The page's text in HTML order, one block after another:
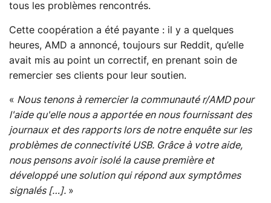
tous les problèmes rencontrés.
Cette coopération a été payante : il y a quelques
heures, AMD a annoncé, toujours sur Reddit, qu’elle
avait mis au point un correctif, en prenant soin de
remercier ses clients pour leur soutien.
« Nous tenons à remercier la communauté r/AMD pour
l'aide qu'elle nous a apportée en nous fournissant des
journaux et des rapports lors de notre enquête sur les
problèmes de connectivité USB. Grâce à votre aide,
nous pensons avoir isolé la cause première et
développé une solution qui répond aux symptômes
signalés […]. »